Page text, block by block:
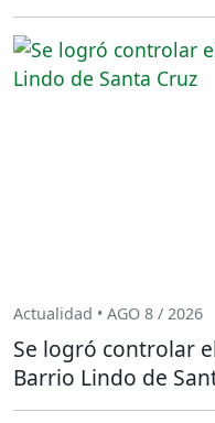
Actualidad • AGO 8 / 2026
Se logró controlar
Barrio Lindo de